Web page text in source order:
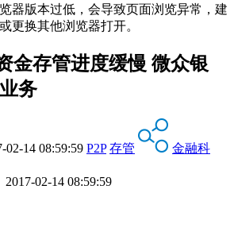
器版本过低，会导致页面浏览异常，建
更换其他浏览器打开。
金存管进度缓慢 微众银
务
02-14 08:59:59 P2P 存管
金融科
02-14 08:59:59